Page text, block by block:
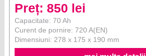
Preț: 850 lei
Capacitate: 70 Ah
Curent de pornire: 720 A(EN)
Dimensiuni: 278 x 175 x 190 mm